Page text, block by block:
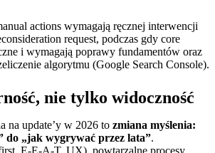
actions wymagają ręcznej interwencji
request, podczas gdy core
i wymagają poprawy fundamentów oraz
algorytmu (Google Search Console).
nie tylko widoczność
na update’y w 2026 to zmiana myślenia:
do „jak wygrywać przez lata”.